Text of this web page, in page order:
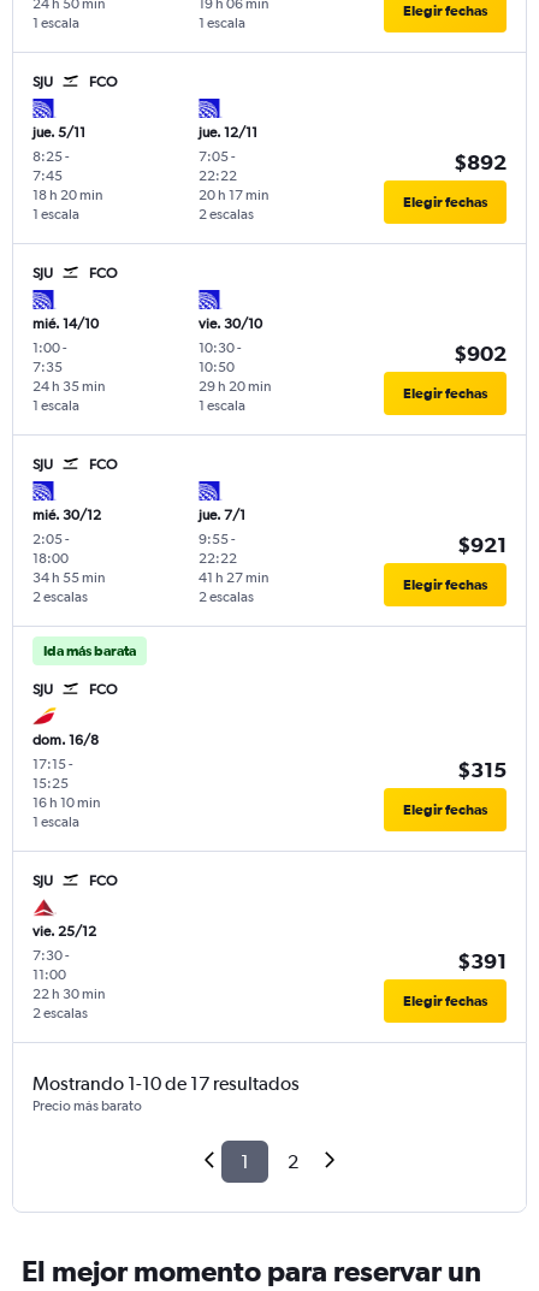
1 escala
1 escala
Elegir fechas
SJU FCO
jue. 5/11
8:25-
7:45
1 escala
18 h 20 min
jue. 12/11
7:05-
22:22
2 escalas
20 h 17 min
$892
Elegir fechas
SJU FCO
mié. 14/10
1:00-
7:35
1 escala
24 h 35 min
vie. 30/10
10:30-
10:50
1 escala
29 h 20 min
$902
Elegir fechas
SJU FCO
mié. 30/12
2:05-
18:00
2 escalas
34 h 55 min
jue. 7/1
9:55-
22:22
2 escalas
41 h 27 min
$921
Elegir fechas
Ida más barata
SJU FCO
dom. 16/8
17:15-
15:25
1 escala
16 h 10 min
$315
Elegir fechas
SJU FCO
vie. 25/12
7:30-
11:00
2 escalas
22 h 30 min
$391
Elegir fechas
Mostrando 1-10 de 17 resultados
Precio más barato
1 2
El mejor momento para reservar un